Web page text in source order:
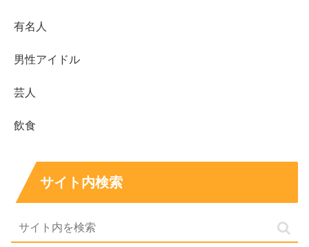
吉本ラバーニ勇世歩
ル／コンテンツクリエイター」と紹介されている
読み取れる
は難しい
「コンテンツクリエイター」は世界観を継続発信
有名人
男性アイドル
芸人
飲食
サイト内検索